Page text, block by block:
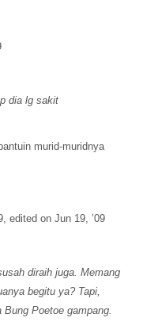
dia lg sakit
murid-muridnya
edited on Jun 19, ’09
diraih juga. Memang
begitu ya? Tapi,
Poetoe gampang.